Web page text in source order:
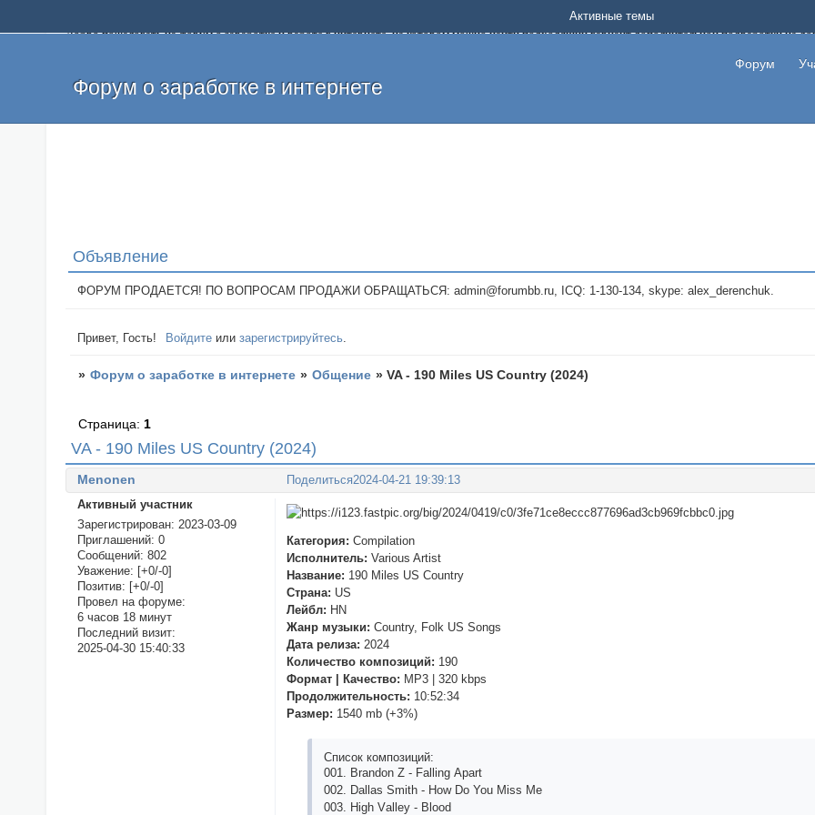
Добро пожаловать на форум о заработке и работе в интернете, на котором можно найти подходящий вариант дополнительной подработки на
и оставлять свои отзывы. Если вы знаете, что определенный проект или сайт не платит, то указывайте в теме что это лохотрон, чтобы другие
легкие деньги без вложений и регистрации уже сегодня. Создавайте новые темы, размещайте объявления со своими пригласительными
Форум о заработке в интернете
Форум
Активные темы
Объявление
ФОРУМ ПРОДАЕТСЯ! ПО ВОПРОСАМ ПРОДАЖИ ОБРАЩАТЬСЯ: admin@forumbb.ru, ICQ: 1-130-134, skype: alex_derenchuk.
Привет, Гость! Войдите илизарегистрируйтесь.
» Форум о заработке в интернете » Общение »VA - 190 Miles US Country (2024)
VA - 190 Miles US Country (2024)
Страница: 1
Поделиться2024-04-21 19:39:13
Menonen
Активный участник
Зарегистрирован: 2023-03-09
Приглашений: 0
Сообщений: 802
Уважение: [+0/-0]
Позитив: [+0/-0]
Провел на форуме:
6 часов 18 минут
Последний визит:
2025-04-30 15:40:33
Категория: Compilation
Исполнитель: Various Artist
Название: 190 Miles US Country
Страна: US
Лейбл: HN
Жанр музыки: Country, Folk US Songs
Дата релиза: 2024
Количество композиций: 190
Формат | Качество: MP3 | 320 kbps
Продолжительность: 10:52:34
Размер: 1540 mb (+3%)
Список композиций:
001. Brаndon Z - Fаlling Аpаrt
002. Dаllаs Smith - How Do You Miss Mе
003. High Vаllеy - Blood